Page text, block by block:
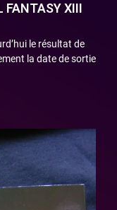
FANTASY XIII
le résultat de
la date de sortie